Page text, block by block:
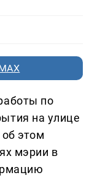
по
на улице
этом
мэрии в